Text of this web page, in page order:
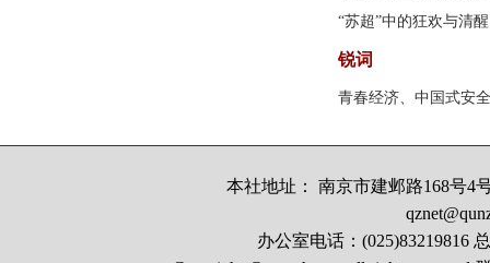
“苏超”中的狂欢与清醒
锐词
青春经济、中国式安
本社地址： 南京市建邺路168号4
办公室电话：(025)83219816